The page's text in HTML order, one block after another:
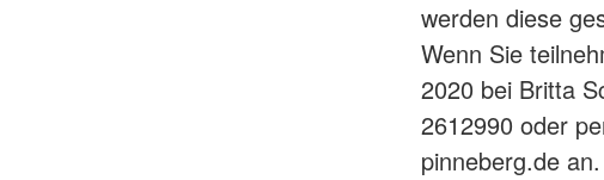
werden diese
Wenn Sie
2020 bei Britta
2612990 oder
pinneberg.de